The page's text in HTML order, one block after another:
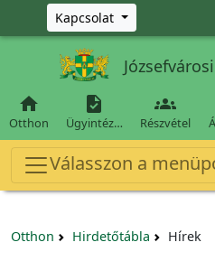
Ugrás a fő tartalomra
Kapcsolat

Otthon

Ügyintéz…

Részvétel
Válasszon a
Otthon Hirdetőtábla Hírek